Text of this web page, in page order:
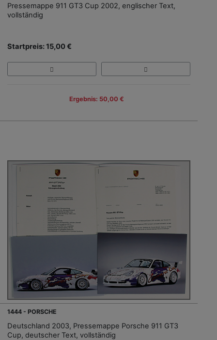
Pressemappe 911 GT3 Cup 2002, englischer Text,
vollständig
Startpreis: 15,00 €
Ergebnis: 50,00 €
1444 - PORSCHE
Deutschland 2003, Pressemappe Porsche 911 GT3
Cup, deutscher Text, vollständig